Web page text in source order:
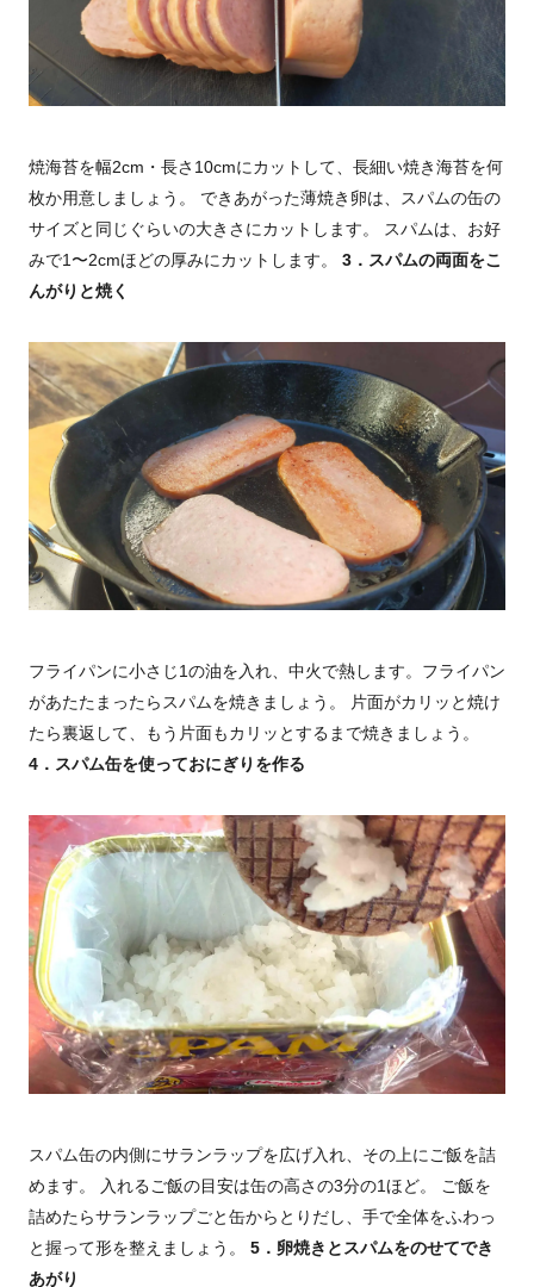
焼海苔を幅2cm・長さ10cmにカットして、長細い焼き海苔を何
枚か用意しましょう。 できあがった薄焼き卵は、スパムの缶の
サイズと同じぐらいの大きさにカットします。 スパムは、お好
みで1〜2cmほどの厚みにカットします。 3．スパムの両面をこ
んがりと焼く
フライパンに小さじ1の油を入れ、中火で熱します。フライパン
があたたまったらスパムを焼きましょう。 片面がカリッと焼け
たら裏返して、もう片面もカリッとするまで焼きましょう。
4．スパム缶を使っておにぎりを作る
スパム缶の内側にサランラップを広げ入れ、その上にご飯を詰
めます。 入れるご飯の目安は缶の高さの3分の1ほど。 ご飯を
詰めたらサランラップごと缶からとりだし、手で全体をふわっ
と握って形を整えましょう。 5．卵焼きとスパムをのせてでき
あがり